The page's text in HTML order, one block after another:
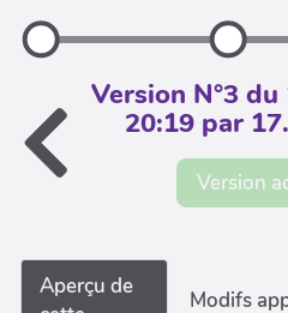
Version N°3
20:19 par
Version
Aperçu de
Modifs